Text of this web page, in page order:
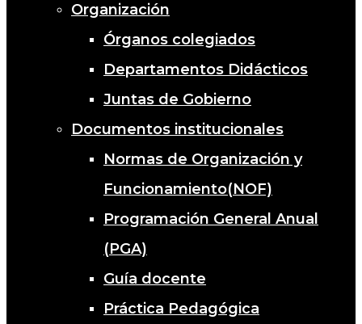
Organización
Órganos colegiados
Departamentos Didácticos
Juntas de Gobierno
Documentos institucionales
Normas de Organización y
Funcionamiento(NOF)
Programación General Anual
(PGA)
Guía docente
Práctica Pedagógica